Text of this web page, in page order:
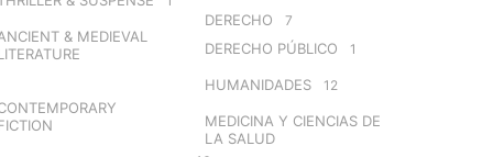
& MEDIEVAL
DERECHO 7
DERECHO PÚBLICO 1
HUMANIDADES 12
MEDICINA Y CIENCIAS DE
LA SALUD